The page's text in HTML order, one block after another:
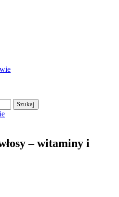
– witaminy i